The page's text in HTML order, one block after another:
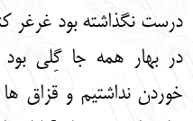
درست نگذاشته بود غرغر
در بهار همه جا گِلی
خوردن نداشتیم و قزاق